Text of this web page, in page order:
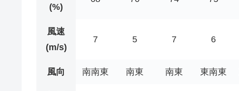
(%)
風速
(m/s)
7 5 7 6
風向 南南東 南東 南東 東南東